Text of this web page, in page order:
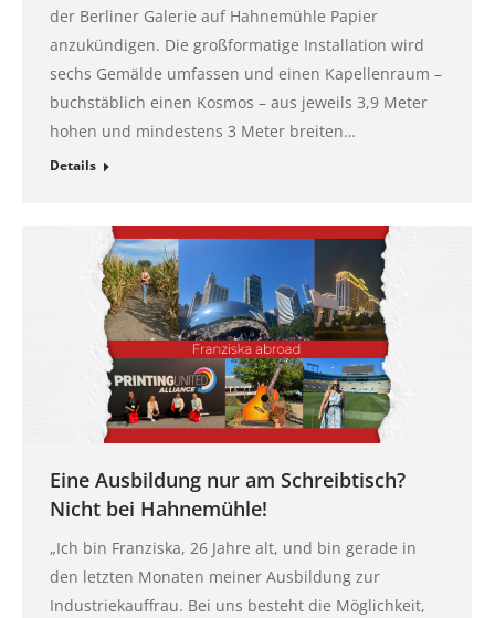
der Berliner Galerie auf Hahnemühle Papier
anzukündigen. Die großformatige Installation wird
sechs Gemälde umfassen und einen Kapellenraum –
buchstäblich einen Kosmos – aus jeweils 3,9 Meter
hohen und mindestens 3 Meter breiten…
Details
Eine Ausbildung nur am Schreibtisch?
Nicht bei Hahnemühle!
„Ich bin Franziska, 26 Jahre alt, und bin gerade in
den letzten Monaten meiner Ausbildung zur
Industriekauffrau. Bei uns besteht die Möglichkeit,